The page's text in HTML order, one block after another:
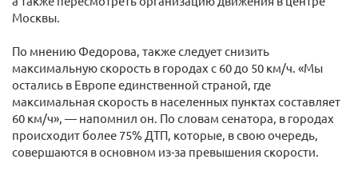
Москвы.
По мнению Федорова, также следует снизить
максимальную скорость в городах с 60 до 50 км/ч. «Мы
остались в Европе единственной страной, где
максимальная скорость в населенных пунктах составляет
60 км/ч», — напомнил он. По словам сенатора, в городах
происходит более 75% ДТП, которые, в свою очередь,
совершаются в основном из-за превышения скорости.